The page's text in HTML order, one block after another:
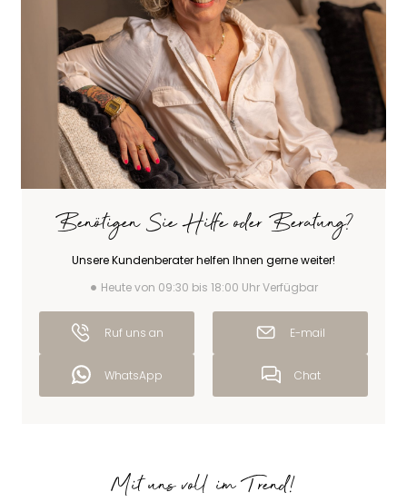
Benötigen Sie Hilfe oder Beratung?
Unsere Kundenberater helfen Ihnen gerne weiter!
Heute von 09:30 bis 18:00 Uhr Verfügbar
Ruf uns an E-mail
WhatsApp Chat
Mit uns voll im Trend!